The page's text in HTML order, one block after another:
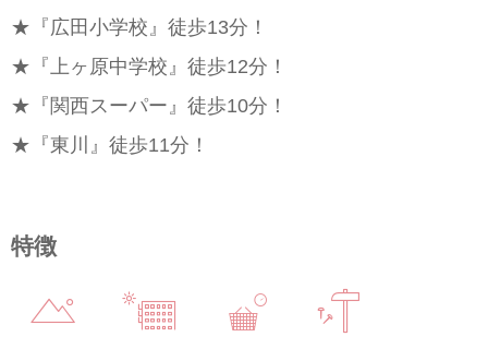
★『広田小学校』徒歩13分！
★『上ヶ原中学校』徒歩12分！
★『関西スーパー』徒歩10分！
★『東川』徒歩11分！
特徴